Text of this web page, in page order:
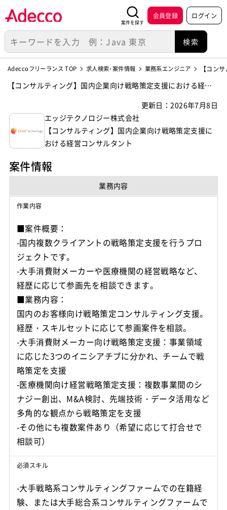
案件を探す
会員登録 ログイン
Adeccoフリーランス TOP 求人検索･案件情報 業務系エンジニア 【コン
【コンサルティング】国内企業向け戦略策定支援における経営
更新日：2026年7月8日
エッジテクノロジー株式会社
【コンサルティング】国内企業向け戦略策定支援に
おける経営コンサルタント
案件情報
業務内容
作業内容
■案件概要：
-国内複数クライアントの戦略策定支援を行うプロ
ジェクトです。
-大手消費財メーカーや医療機関の経営戦略など、
経歴に応じて参画先を相談できます。
■業務内容：
国内のお客様向け戦略策定コンサルティング支援。
経歴・スキルセットに応じて参画案件を相談。
-大手消費財メーカー向け戦略策定支援：事業領域
に応じた3つのイニシアチブに分かれ、チームで戦
略策定を支援
-医療機関向け経営戦略策定支援：複数事業間のシ
ナジー創出、M&A検討、先端技術・データ活用など
多角的な観点から戦略策定を支援
-その他にも複数案件あり（希望に応じて打合せで
相談可）
必須スキル
-大手戦略系コンサルティングファームでの在籍経
験、または大手総合系コンサルティングファームで